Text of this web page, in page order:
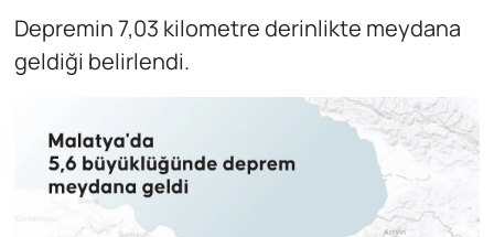
Depremin 7,03 kilometre derinlikte meydana
geldiği belirlendi.